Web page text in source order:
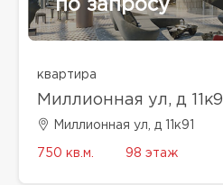
по запросу
квартира
Миллионная ул, д 11к91
Миллионная ул, д 11к91
750 кв.м. 98 этаж